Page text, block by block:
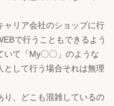
リア会社のショップに行
で行うこともできるよう
いて「My〇〇」のような
として行う場合それは無理
、どこも混雑しているの